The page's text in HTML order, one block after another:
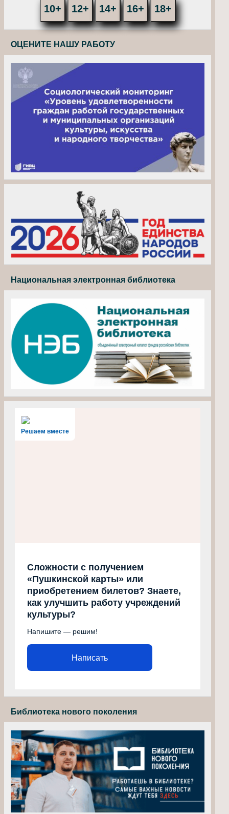
10+ 12+ 14+ 16+ 18+
ОЦЕНИТЕ НАШУ РАБОТУ
Национальная электронная библиотека
Решаем вместе
Сложности с получением
«Пушкинской карты» или
приобретением билетов? Знаете,
как улучшить работу учреждений
культуры?
Напишите — решим!
Написать
Библиотека нового поколения